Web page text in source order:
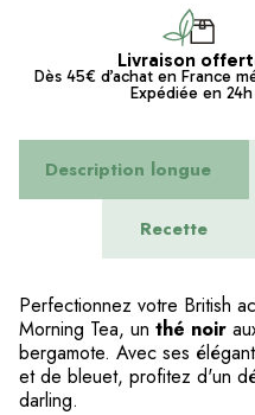
Livraison
Dès 45€ d’achat en France
Expédiée en 24h
Description longue
Recette
Perfectionnez votre British
Morning Tea, un thé noir
bergamote. Avec ses
et de bleuet, profitez d'un
darling.